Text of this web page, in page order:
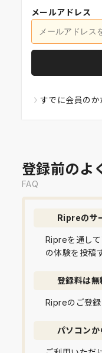
メールアドレス
すでに会員のか
登録前のよ
FAQ
Ripreのサ
Ripreを通し
の体験を投稿
登録料は無
Ripreのご登録
パソコン